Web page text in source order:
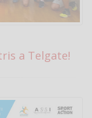
a Telgate!